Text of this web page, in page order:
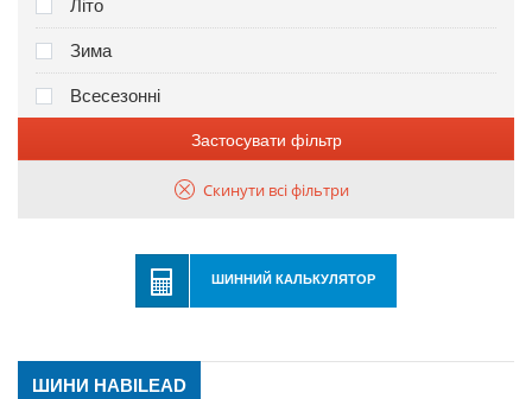
Літо
Зима
Всесезонні
Застосувати фільтр
Скинути всі фільтри
ШИННИЙ КАЛЬКУЛЯТОР
ШИНИ HABILEAD